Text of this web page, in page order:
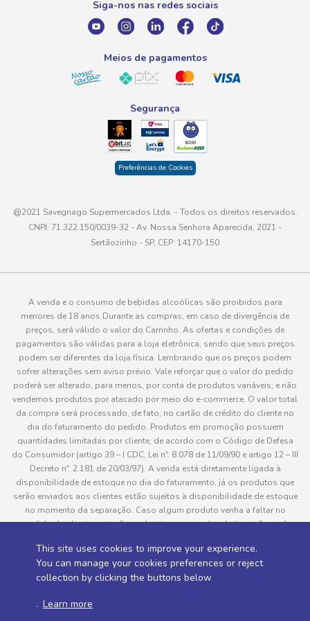
This site uses cookies to improve your experience.
You can manage your cookies preferences or reject
collection by clicking the buttons below
. Learn more
atendimento@savegnago.com.br
Siga-nos nas redes sociais
Meios de pagamentos
Segurança
Preferências de Cookies
@2021 Savegnago Supermercados Ltda. - Todos os direitos reservados.
CNPJ: 71.322.150/0039-32 - Av. Nossa Senhora Aparecida, 2021 -
Sertãozinho - SP, CEP: 14170-150
A venda e o consumo de bebidas alcoólicas são proibidos para
menores de 18 anos.Durante as compras, em caso de divergência de
preços, será válido o valor do Carrinho. As ofertas e condições de
pagamentos são válidas para a loja eletrônica, sendo que seus preços
podem ser diferentes da loja física. Lembrando que os preços podem
sofrer alterações sem aviso prévio. Vale reforçar que o valor do pedido
poderá ser alterado, para menos, por conta de produtos variáveis; e não
vendemos produtos por atacado por meio do e-commerce. O valor total
da compra será processado, de fato, no cartão de crédito do cliente no
dia do faturamento do pedido. Produtos em promoção possuem
quantidades limitadas por cliente, de acordo com o Código de Defesa
do Consumidor (artigo 39 – I CDC, Lei nº. 8.078 de 11/09/90 e artigo 12 – III
Decreto nº. 2.181 de 20/03/97). A venda está diretamente ligada à
disponibilidade de estoque no dia do faturamento, já os produtos que
serão enviados aos clientes estão sujeitos à disponibilidade de estoque
no momento da separação. Caso algum produto venha a faltar no
pedido do cliente, este não será entregue e o valor do item não será
divergência com o produto real e todos os pedidos estão sujeitos à
confirmação de dados do cliente. Informações sobre entrega, podem ser
consultadas em “Política de Entregas”